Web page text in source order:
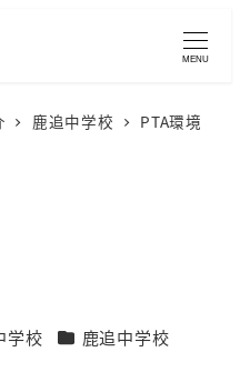
MENU
鹿追中学校
PTA環境
学校 カテゴリー
鹿追中学校